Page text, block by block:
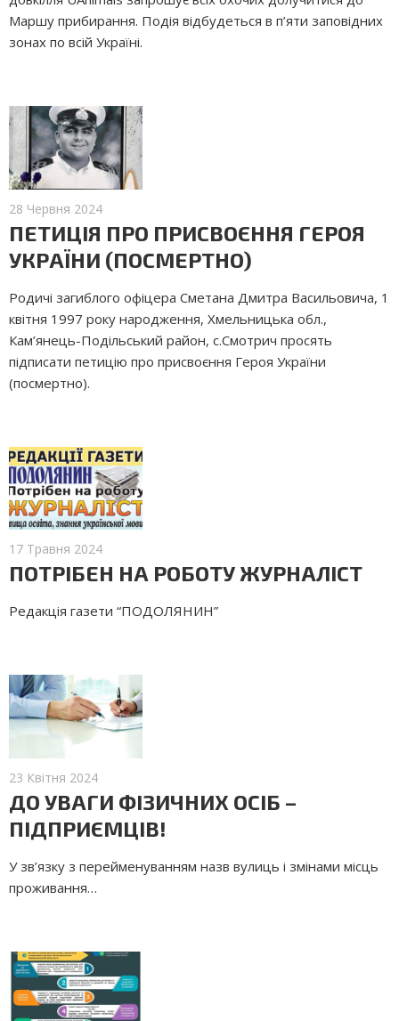
Маршу прибирання. Подія відбудеться в п’яти заповідних
зонах по всій Україні.
28 Червня 2024
ПЕТИЦІЯ ПРО ПРИСВОЄННЯ ГЕРОЯ
УКРАЇНИ (ПОСМЕРТНО)
Родичі загиблого офіцера Сметана Дмитра Васильовича, 1
квітня 1997 року народження, Хмельницька обл.,
Кам’янець-Подільський район, с.Смотрич просять
підписати петицію про присвоєння Героя України
(посмертно).
17 Травня 2024
ПОТРІБЕН НА РОБОТУ ЖУРНАЛІСТ
Редакція газети “ПОДОЛЯНИН”
23 Квітня 2024
ДО УВАГИ ФIЗИЧНИХ ОСIБ –
ПIДПРИЄМЦIВ!
У зв’язку з перейменуванням назв вулиць і змінами місць
проживання…